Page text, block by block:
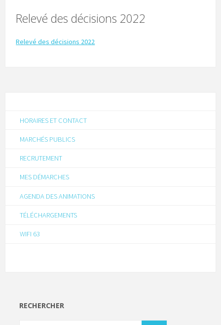
Relevé des décisions 2022
Relevé des décisions 2022
HORAIRES ET CONTACT
MARCHÉS PUBLICS
RECRUTEMENT
MES DÉMARCHES
AGENDA DES ANIMATIONS
TÉLÉCHARGEMENTS
WIFI 63
RECHERCHER